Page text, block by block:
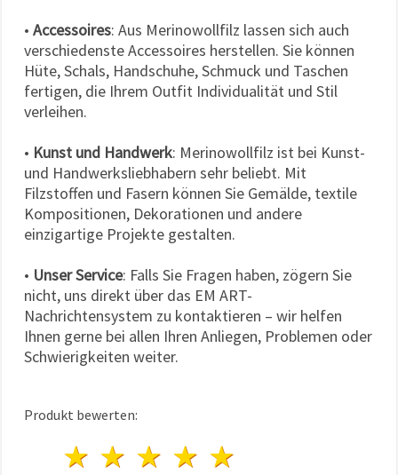
• Accessoires: Aus Merinowollfilz lassen sich auch
verschiedenste Accessoires herstellen. Sie können
Hüte, Schals, Handschuhe, Schmuck und Taschen
fertigen, die Ihrem Outfit Individualität und Stil
verleihen.
• Kunst und Handwerk: Merinowollfilz ist bei Kunst-
und Handwerksliebhabern sehr beliebt. Mit
Filzstoffen und Fasern können Sie Gemälde, textile
Kompositionen, Dekorationen und andere
einzigartige Projekte gestalten.
• Unser Service: Falls Sie Fragen haben, zögern Sie
nicht, uns direkt über das EM ART-
Nachrichtensystem zu kontaktieren – wir helfen
Ihnen gerne bei allen Ihren Anliegen, Problemen oder
Schwierigkeiten weiter.
Produkt bewerten:
4 Sterne
3 Sterne
2 Sterne
1 Stern